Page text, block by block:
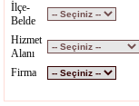
İlçe-
Belde
Hizmet
Alanı
Firma